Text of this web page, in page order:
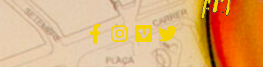
IMPAKTES
VISUALS